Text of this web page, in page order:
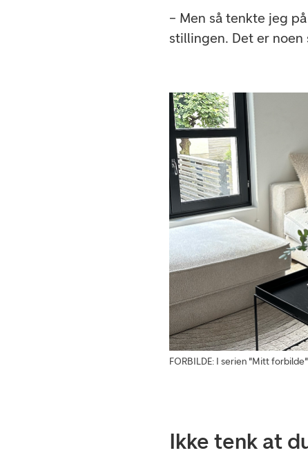
– Men så tenkte jeg
stillingen. Det er
FORBILDE: I serien "Mitt
Ikke tenk at